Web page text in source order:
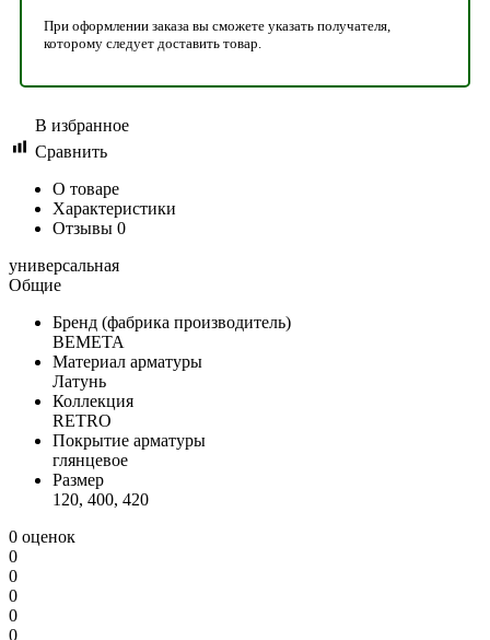
При оформлении заказа вы сможете указать получателя,
которому следует доставить товар.
В избранное
Сравнить
О товаре
Характеристики
Отзывы 0
универсальная
Общие
Бренд (фабрика производитель)
BEMETA
Материал арматуры
Латунь
Коллекция
RETRO
Покрытие арматуры
глянцевое
Размер
120, 400, 420
0 оценок
0
0
0
0
0